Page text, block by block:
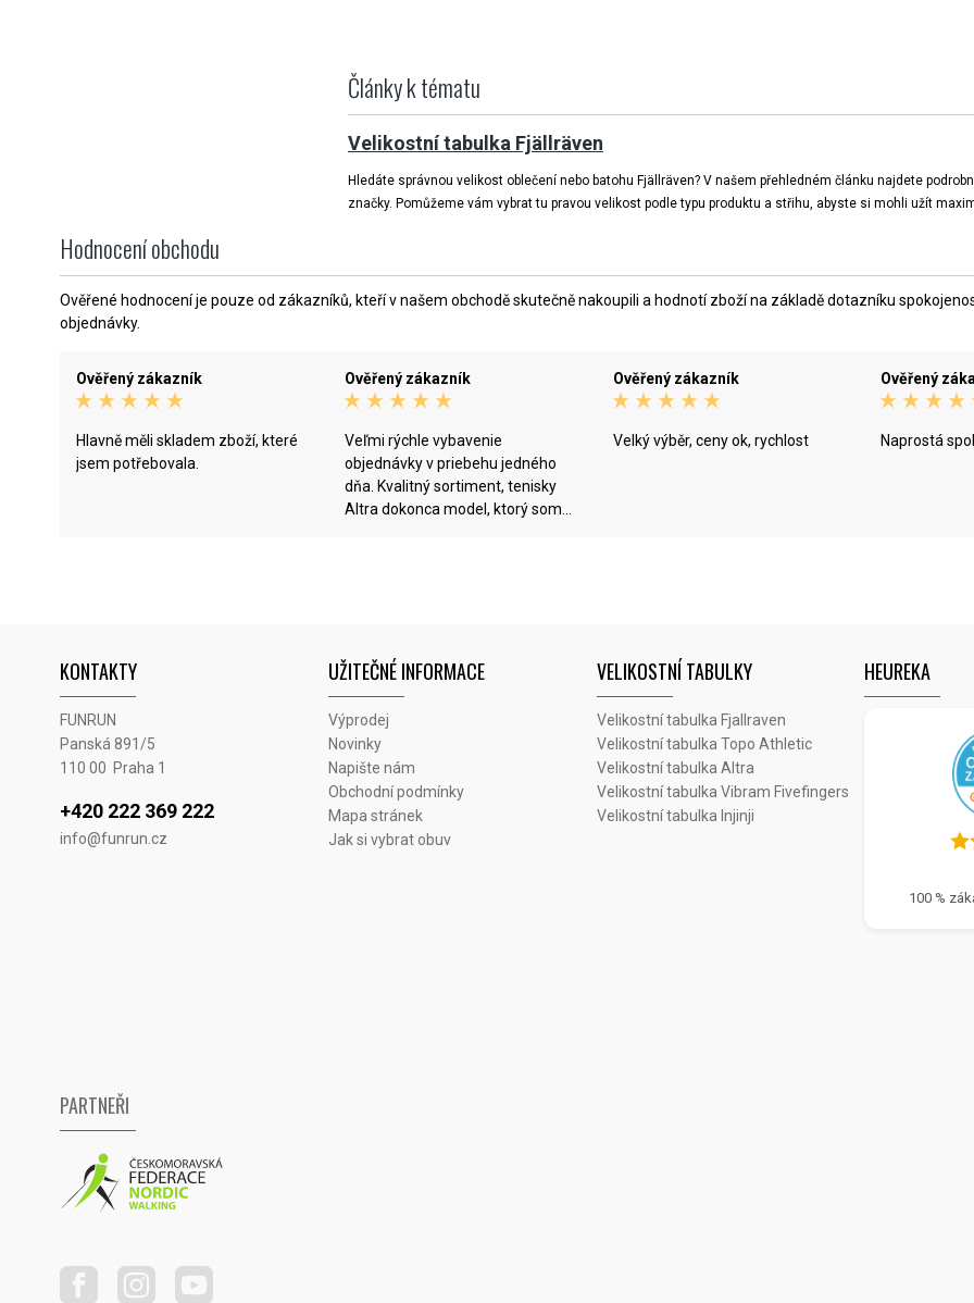
Články k tématu
Velikostní tabulka Fjällräven
Hledáte správnou velikost oblečení nebo batohu Fjällräven? V našem přehledném článku najdete
značky. Pomůžeme vám vybrat tu pravou velikost podle typu produktu a střihu, abyste si mohli užít
Hodnocení obchodu
Ověřené hodnocení je pouze od zákazníků, kteří v našem obchodě skutečně nakoupili a hodnotí zboží na základě dotazníku
objednávky.
Ověřený zákazník
Hlavně měli skladem zboží, které
jsem potřebovala.
Ověřený zákazník
Veľmi rýchle vybavenie
objednávky v priebehu jedného
dňa. Kvalitný sortiment, tenisky
Altra dokonca model, ktorý som
Ověřený zákazník
Velký výběr, ceny ok, rychlost
Ověřený
Naprostá
KONTAKTY
FUNRUN
Panská 891/5
110 00 Praha 1
+420 222 369 222
info@funrun.cz
UŽITEČNÉ INFORMACE
Výprodej
Novinky
Napište nám
Obchodní podmínky
Mapa stránek
Jak si vybrat obuv
VELIKOSTNÍ TABULKY
Velikostní tabulka Fjallraven
Velikostní tabulka Topo Athletic
Velikostní tabulka Altra
Velikostní tabulka Vibram Fivefingers
Velikostní tabulka Injinji
HEUREKA
100 %
PARTNEŘI